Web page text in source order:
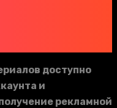
доступно
и
рекламной